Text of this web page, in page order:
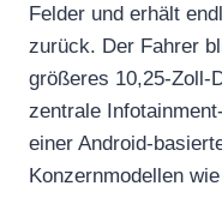
Felder und erhält
zurück. Der Fahrer
größeres 10,25-Zoll-
zentrale
einer Android-
Konzernmodellen